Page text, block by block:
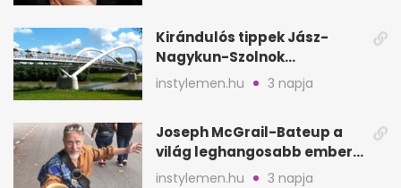
Kirándulós tippek Jász-
Nagykun-Szolnok
megyében: 6 kihagyhatatlan
hely
instylemen.hu 3 napja
Joseph McGrail-Bateup a
világ leghangosabb embere
lett Ausztráliából
instylemen.hu 3 napja